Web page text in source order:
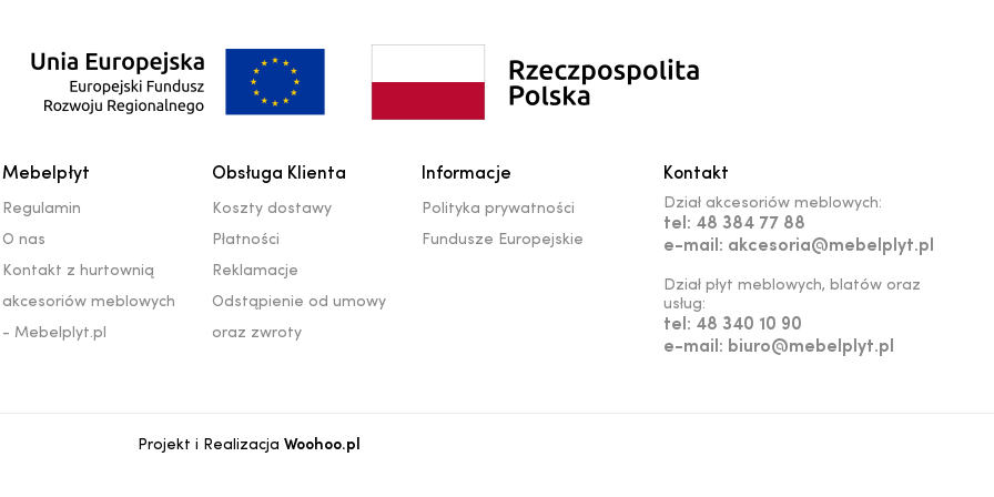
Mebelpłyt
Regulamin
O nas
Kontakt z hurtownią
akcesoriów meblowych
- Mebelplyt.pl
Obsługa Klienta
Koszty dostawy
Płatności
Reklamacje
Odstąpienie od umowy
oraz zwroty
Informacje
Polityka prywatności
Fundusze Europejskie
Kontakt
Dział akcesoriów meblowych:
tel: 48 384 77 88
e-mail: akcesoria@mebelplyt.pl
Dział płyt meblowych, blatów oraz
usług:
tel: 48 340 10 90
e-mail: biuro@mebelplyt.pl
Projekt i Realizacja Woohoo.pl